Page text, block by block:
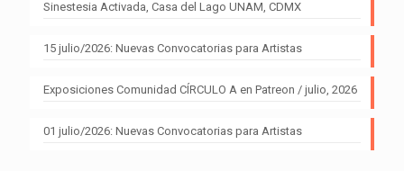
Sinestesia Activada, Casa del Lago UNAM, CDMX
15 julio/2026: Nuevas Convocatorias para Artistas
Exposiciones Comunidad CÍRCULO A en Patreon / julio, 2026
01 julio/2026: Nuevas Convocatorias para Artistas